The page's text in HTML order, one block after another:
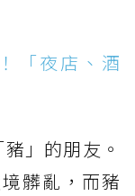
「夜店、酒
」的朋友。
髒亂，而豬